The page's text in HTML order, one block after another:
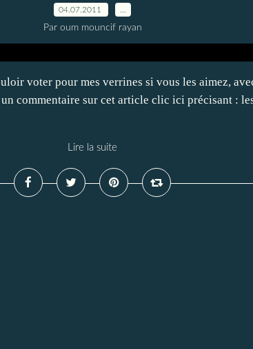
04.07.2011
Par oum mouncif rayan
voter pour mes verrines si vous les aimez,
commentaire sur cet article clic ici précisant :
Lire la suite